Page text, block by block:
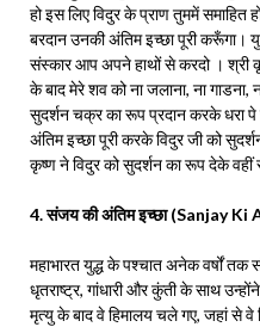
हो इस लिए विदुर के प्राण तुममें
बरदान उनकी अंतिम इच्छा पूरी करूँगा।
संस्कार आप अपने हाथों से करदो । श्री
के बाद मेरे शव को ना जलाना, ना
सुदर्शन चक्र का रूप प्रदान करके धरा
अंतिम इच्छा पूरी करके विदुर जी को
कृष्ण ने विदुर को सुदर्शन का रूप देके वहीं
4. संजय की अंतिम इच्छा (Sanjay
महाभारत युद्ध के पश्चात अनेक वर्षों
धृतराष्ट्र, गांधारी और कुंती के साथ
मृत्यु के बाद वे हिमालय चले गए, जहां से